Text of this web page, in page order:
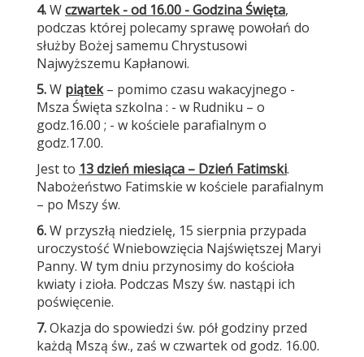
4.Wczwartek - od 16.00 - Godzina Święta,
podczas której polecamy sprawę powołań do
służby Bożej samemu Chrystusowi
Najwyższemu Kapłanowi.
5.W piątek– pomimo czasu wakacyjnego -
Msza Święta szkolna : - w Rudniku – o
godz.16.00 ; - w kościele parafialnym o
godz.17.00.
Jest to 13 dzień miesiąca – Dzień Fatimski.
Nabożeństwo Fatimskie w kościele parafialnym
– po Mszy św.
6.W przyszłą niedzielę, 15 sierpnia przypada
uroczystość Wniebowzięcia Najświętszej Maryi
Panny. W tym dniu przynosimy do kościoła
kwiaty i zioła. Podczas Mszy św. nastąpi ich
poświęcenie.
7.Okazja do spowiedzi św. pół godziny przed
każdą Mszą św., zaś w czwartek od godz. 16.00.